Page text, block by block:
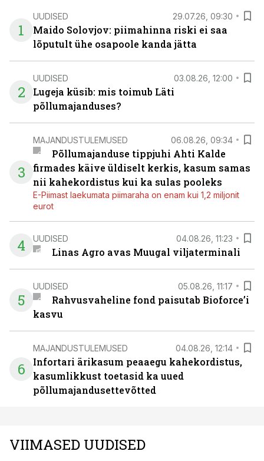
1
UUDISED 29.07.26, 09:30
Maido Solovjov: piimahinna riski ei saa
lõputult ühe osapoole kanda jätta
2
UUDISED 03.08.26, 12:00
Lugeja küsib: mis toimub Läti
põllumajanduses?
3
MAJANDUSTULEMUSED 06.08.26, 09:34
Põllumajanduse tippjuhi Ahti Kalde
firmades käive üldiselt kerkis, kasum samas
nii kahekordistus kui ka sulas pooleks
E-Piimast laekumata piimaraha on enam kui 1,2 miljonit
eurot
4 UUDISED 04.08.26, 11:23
Linas Agro avas Muugal viljaterminali
5
UUDISED 05.08.26, 11:17
Rahvusvaheline fond paisutab Bioforce’i
kasvu
6
MAJANDUSTULEMUSED 04.08.26, 12:14
Infortari ärikasum peaaegu kahekordistus,
kasumlikkust toetasid ka uued
põllumajandusettevõtted
VIIMASED UUDISED